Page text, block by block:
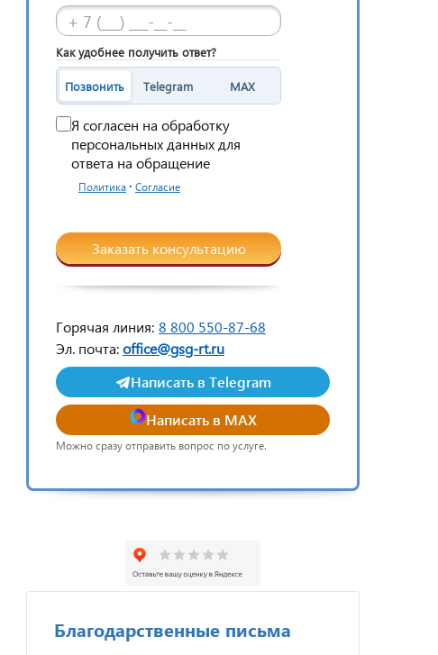
Как удобнее получить ответ?
Позвонить Telegram MAX
Я согласен на обработку
персональных данных для
ответа на обращение
Политика · Согласие
Заказать консультацию
Горячая линия: 8 800 550-87-68
Эл. почта:office@gsg-rt.ru
Написать в Telegram
Написать в MAX
Можно сразу отправить вопрос по услуге.
Благодарственные письма